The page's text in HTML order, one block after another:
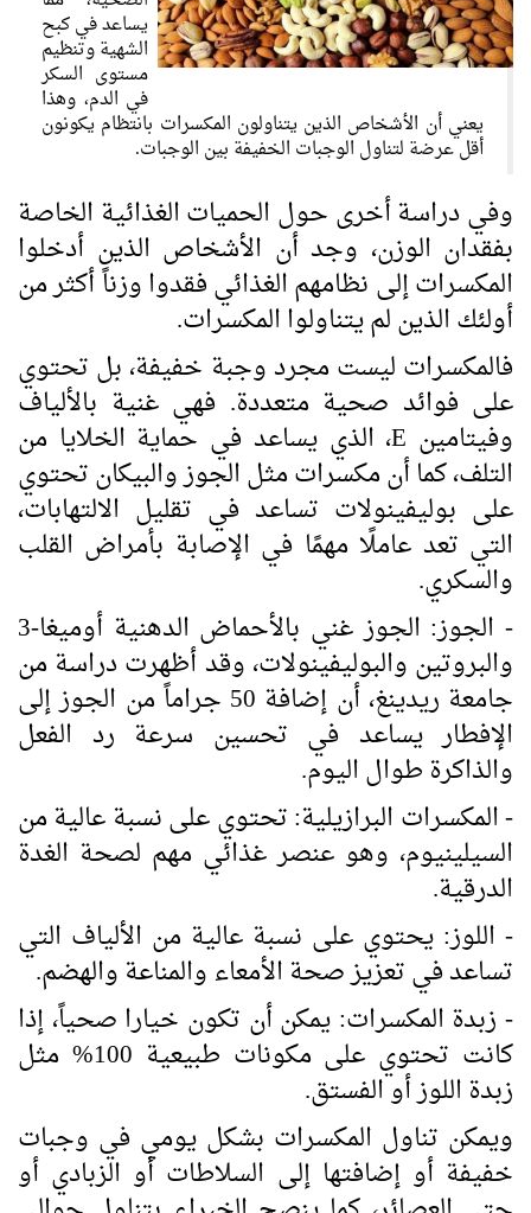
يساعد في كبح
الشهية وتنظيم
مستوى السكر
في الدم، وهذا
يعني أن الأشخاص الذين يتناولون المكسرات بانتظام يكونون
أقل عرضة لتناول الوجبات الخفيفة بين الوجبات.
وفي دراسة أخرى حول الحميات الغذائية الخاصة
بفقدان الوزن، وجد أن الأشخاص الذين أدخلوا
المكسرات إلى نظامهم الغذائي فقدوا وزناً أكثر من
أولئك الذين لم يتناولوا المكسرات.
فالمكسرات ليست مجرد وجبة خفيفة، بل تحتوي
على فوائد صحية متعددة. فهي غنية بالألياف
وفيتامين E، الذي يساعد في حماية الخلايا من
التلف، كما أن مكسرات مثل الجوز والبيكان تحتوي
على بوليفينولات تساعد في تقليل الالتهابات،
التي تعد عاملًا مهمًا في الإصابة بأمراض القلب
والسكري.
- الجوز: الجوز غني بالأحماض الدهنية أوميغا-3
والبروتين والبوليفينولات، وقد أظهرت دراسة من
جامعة ريدينغ، أن إضافة 50 جراماً من الجوز إلى
الإفطار يساعد في تحسين سرعة رد الفعل
والذاكرة طوال اليوم.
- المكسرات البرازيلية: تحتوي على نسبة عالية من
السيلينيوم، وهو عنصر غذائي مهم لصحة الغدة
الدرقية.
- اللوز: يحتوي على نسبة عالية من الألياف التي
تساعد في تعزيز صحة الأمعاء والمناعة والهضم.
- زبدة المكسرات: يمكن أن تكون خيارا صحياً، إذا
كانت تحتوي على مكونات طبيعية 100% مثل
زبدة اللوز أو الفستق.
ويمكن تناول المكسرات بشكل يومي في وجبات
خفيفة أو إضافتها إلى السلاطات أو الزبادي أو